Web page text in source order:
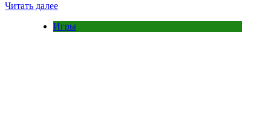
Читать далее
Игры